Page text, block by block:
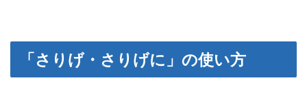
「さりげ・さりげに」の使い方